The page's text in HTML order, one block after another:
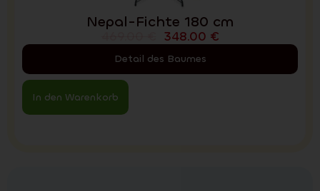
Nepal-Fichte 180 cm
348.00 €
Detail des Baumes
In den Warenkorb